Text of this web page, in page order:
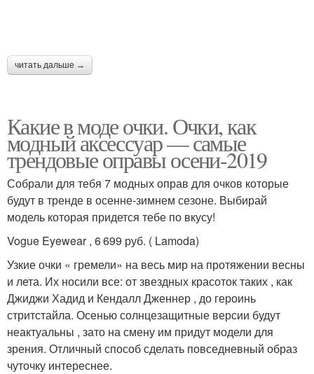
читать дальше →
Какие в моде очки. Очки, как
модный аксессуар — самые
трендовые оправы осени-2019
Собрали для тебя 7 модных оправ для очков которые
будут в тренде в осенне-зимнем сезоне. Выбирай
модель которая придется тебе по вкусу!
Vogue Eyewear , 6 699 руб. ( Lamoda)
Узкие очки « гремели» на весь мир на протяжении весны
и лета. Их носили все: от звездных красоток таких , как
Джиджи Хадид и Кендалл Дженнер , до героинь
стритстайла. Осенью солнцезащитные версии будут
неактуальны , зато на смену им придут модели для
зрения. Отличный способ сделать повседневный образ
чуточку интереснее.